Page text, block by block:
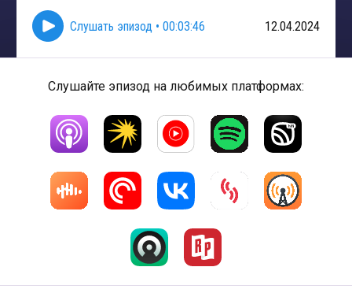
Слушать эпизод • 00:03:46 12.04.2024
Слушайте эпизод на любимых платформах: